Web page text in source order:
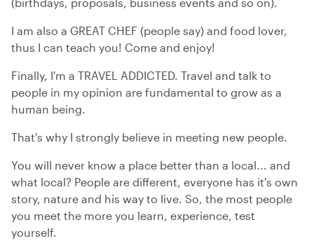
I am also a GREAT CHEF (people say) and food lover,
thus I can teach you! Come and enjoy!
Finally, I'm a TRAVEL ADDICTED. Travel and talk to
people in my opinion are fundamental to grow as a
human being.
That's why I strongly believe in meeting new people.
You will never know a place better than a local... and
what local? People are different, everyone has it's own
story, nature and his way to live. So, the most people
you meet the more you learn, experience, test
yourself.